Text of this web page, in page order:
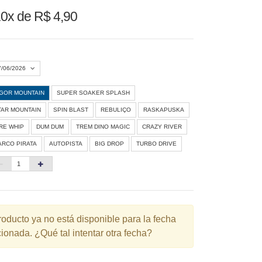
de R$ 4,90
06/2026
Agosto 2026 »
S Q Q S S
1
24 27 28 29
31
MOUNTAIN SUPER SOAKER SPLASH
MOUNTAIN SPIN BLAST REBULIÇO RASKAPUSKA
WHIP DUM DUM TREM DINO MAGIC CRAZY RIVER
PIRATA AUTOPISTA BIG DROP TURBO DRIVE
ya no está disponible para la fecha
¿Qué tal intentar otra fecha?